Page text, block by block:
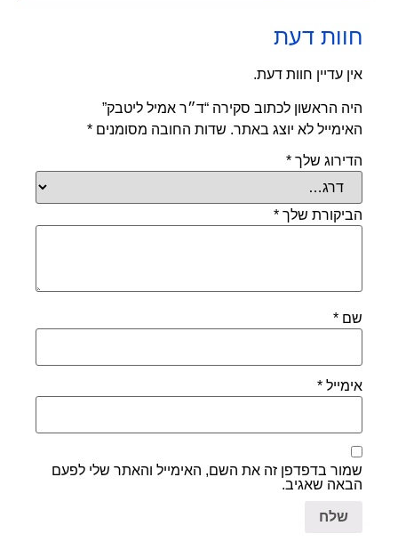
חוות דעת
אין עדיין חוות דעת.
היה הראשון לכתוב סקירה “ד״ר אמיל ליטבק”
האימייל לא יוצג באתר. שדות החובה מסומנים *
הדירוג שלך *
הביקורת שלך *
שם *
אימייל *
שמור בדפדפן זה את השם, האימייל והאתר שלי לפעם
הבאה שאגיב.